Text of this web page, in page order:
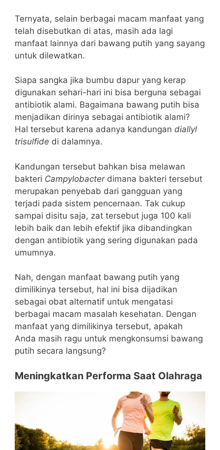
Ternyata, selain berbagai macam manfaat yang
telah disebutkan di atas, masih ada lagi
manfaat lainnya dari bawang putih yang sayang
untuk dilewatkan.
Siapa sangka jika bumbu dapur yang kerap
digunakan sehari-hari ini bisa berguna sebagai
antibiotik alami. Bagaimana bawang putih bisa
menjadikan dirinya sebagai antibiotik alami?
Hal tersebut karena adanya kandungan diallyl
trisulfide di dalamnya.
Kandungan tersebut bahkan bisa melawan
bakteri Campylobacter dimana bakteri tersebut
merupakan penyebab dari gangguan yang
terjadi pada sistem pencernaan. Tak cukup
sampai disitu saja, zat tersebut juga 100 kali
lebih baik dan lebih efektif jika dibandingkan
dengan antibiotik yang sering digunakan pada
umumnya.
Nah, dengan manfaat bawang putih yang
dimilikinya tersebut, hal ini bisa dijadikan
sebagai obat alternatif untuk mengatasi
berbagai macam masalah kesehatan. Dengan
manfaat yang dimilikinya tersebut, apakah
Anda masih ragu untuk mengkonsumsi bawang
putih secara langsung?
Meningkatkan Performa Saat Olahraga